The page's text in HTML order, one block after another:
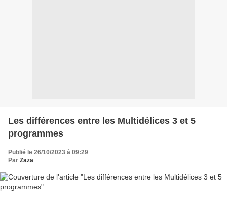
Les différences entre les Multidélices 3 et 5
programmes
Publié le 26/10/2023 à 09:29
Par Zaza